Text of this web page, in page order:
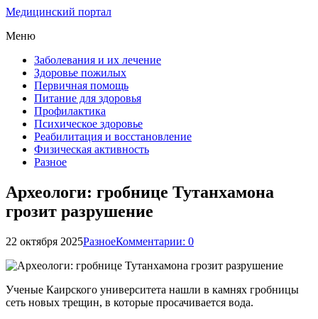
Медицинский портал
Меню
Заболевания и их лечение
Здоровье пожилых
Первичная помощь
Питание для здоровья
Профилактика
Психическое здоровье
Реабилитация и восстановление
Физическая активность
Разное
Археологи: гробнице Тутанхамона
грозит разрушение
22 октября 2025РазноеКомментарии: 0
Ученые Каирского университета нашли в камнях гробницы
сеть новых трещин, в которые просачивается вода.